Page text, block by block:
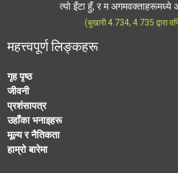
त्यो इँटा हुँ, र म अगमवक्ताहरूमध्ये
(बुखारी 4.734, 4.735 द्वारा
महत्त्वपूर्ण लिङ्कहरू
गृह पृष्ठ
जीवनी
प्रशंसापत्र
उहाँका भनाइहरू
मूल्य र नैतिकता
हाम्रो बारेमा